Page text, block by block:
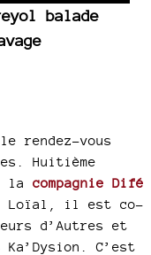
balade
rendez-vous
Huitième
la compagnie Difé
Loïal, il est co-
d’Autres et
C’est